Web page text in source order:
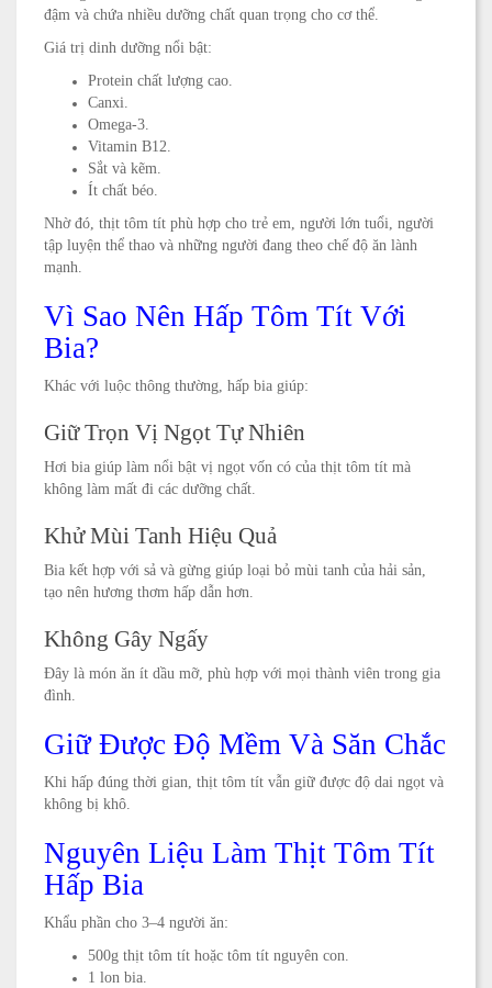
đậm và chứa nhiều dưỡng chất quan trọng cho cơ thể.
Giá trị dinh dưỡng nổi bật:
Protein chất lượng cao.
Canxi.
Omega-3.
Vitamin B12.
Sắt và kẽm.
Ít chất béo.
Nhờ đó, thịt tôm tít phù hợp cho trẻ em, người lớn tuổi, người
tập luyện thể thao và những người đang theo chế độ ăn lành
mạnh.
Vì Sao Nên Hấp Tôm Tít Với
Bia?
Khác với luộc thông thường, hấp bia giúp:
Giữ Trọn Vị Ngọt Tự Nhiên
Hơi bia giúp làm nổi bật vị ngọt vốn có của thịt tôm tít mà
không làm mất đi các dưỡng chất.
Khử Mùi Tanh Hiệu Quả
Bia kết hợp với sả và gừng giúp loại bỏ mùi tanh của hải sản,
tạo nên hương thơm hấp dẫn hơn.
Không Gây Ngấy
Đây là món ăn ít dầu mỡ, phù hợp với mọi thành viên trong gia
đình.
Giữ Được Độ Mềm Và Săn Chắc
Khi hấp đúng thời gian, thịt tôm tít vẫn giữ được độ dai ngọt và
không bị khô.
Nguyên Liệu Làm Thịt Tôm Tít
Hấp Bia
Khẩu phần cho 3–4 người ăn:
500g thịt tôm tít hoặc tôm tít nguyên con.
1 lon bia.